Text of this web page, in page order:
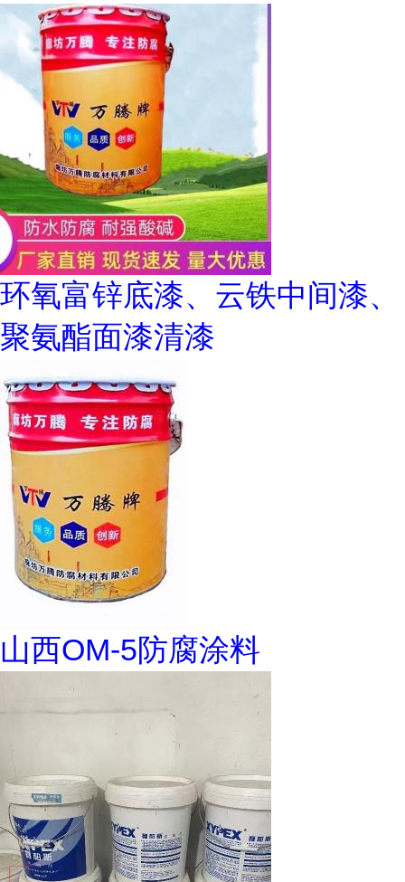
环氧富锌底漆、云铁中间漆、
聚氨酯面漆清漆
山西OM-5防腐涂料